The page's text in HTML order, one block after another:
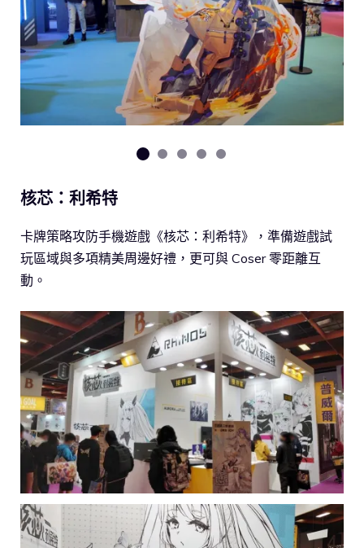
核芯：利希特
卡牌策略攻防手機遊戲《核芯：利希特》，準備遊戲試
玩區域與多項精美周邊好禮，更可與 Coser 零距離互
動。